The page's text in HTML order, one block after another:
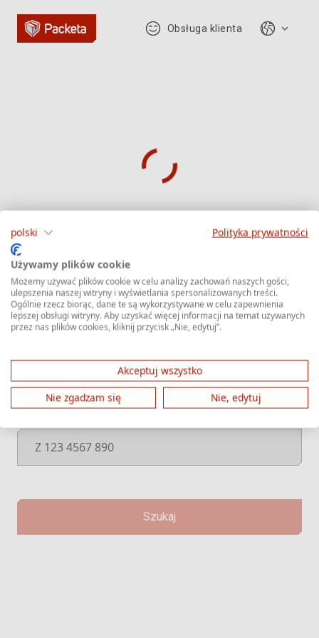
Obsługa klienta
Śledzenie
przesyłki
zaczyna się od litery 'Z', po której następują
cyfry.
Szukaj
polski Polityka prywatności
Używamy plików cookie
Możemy używać plików cookie w celu analizy zachowań naszych gości,
ulepszenia naszej witryny i wyświetlania spersonalizowanych treści.
Ogólnie rzecz biorąc, dane te są wykorzystywane w celu zapewnienia
lepszej obsługi witryny. Aby uzyskać więcej informacji na temat używanych
przez nas plików cookies, kliknij przycisk „Nie, edytuj”.
Akceptuj wszystko
Nie zgadzam się
Nie, edytuj